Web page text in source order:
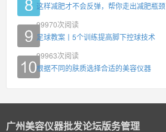
这样减肥才不会反弹，帮你走出减肥瓶颈
99970次阅读
足球教案丨5个训练提高脚下控球技术
99963次阅读
根据不同的肤质选择合适的美容仪器
广州美容仪器批发论坛版务管理